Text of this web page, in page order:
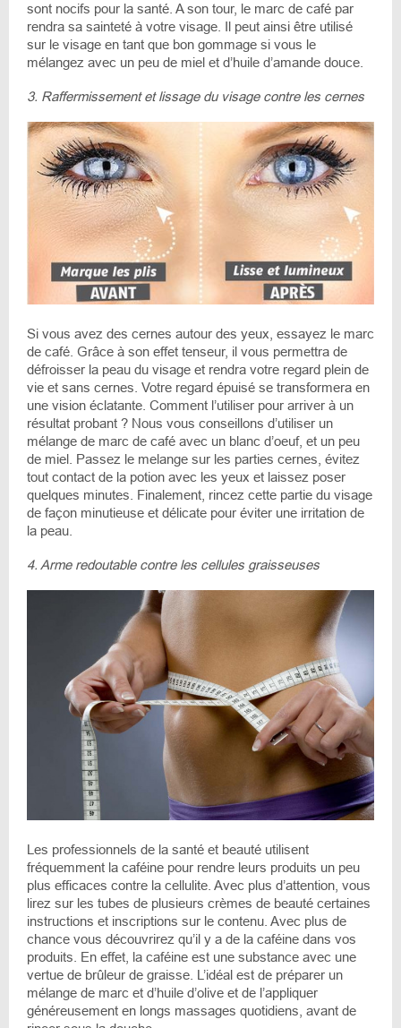
sont nocifs pour la santé. A son tour, le marc de café par
rendra sa sainteté à votre visage. Il peut ainsi être utilisé
sur le visage en tant que bon gommage si vous le
mélangez avec un peu de miel et d’huile d’amande douce.
3. Raffermissement et lissage du visage contre les cernes
Si vous avez des cernes autour des yeux, essayez le marc
de café. Grâce à son effet tenseur, il vous permettra de
défroisser la peau du visage et rendra votre regard plein de
vie et sans cernes. Votre regard épuisé se transformera en
une vision éclatante. Comment l’utiliser pour arriver à un
résultat probant ? Nous vous conseillons d’utiliser un
mélange de marc de café avec un blanc d’oeuf, et un peu
de miel. Passez le melange sur les parties cernes, évitez
tout contact de la potion avec les yeux et laissez poser
quelques minutes. Finalement, rincez cette partie du visage
de façon minutieuse et délicate pour éviter une irritation de
la peau.
4. Arme redoutable contre les cellules graisseuses
Les professionnels de la santé et beauté utilisent
fréquemment la caféine pour rendre leurs produits un peu
plus efficaces contre la cellulite. Avec plus d’attention, vous
lirez sur les tubes de plusieurs crèmes de beauté certaines
instructions et inscriptions sur le contenu. Avec plus de
chance vous découvrirez qu’il y a de la caféine dans vos
produits. En effet, la caféine est une substance avec une
vertue de brûleur de graisse. L’idéal est de préparer un
mélange de marc et d’huile d’olive et de l’appliquer
généreusement en longs massages quotidiens, avant de